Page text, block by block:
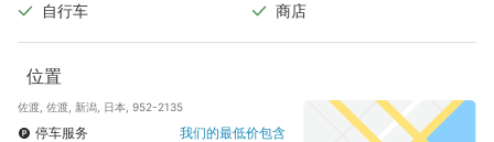
自行车
商店
位置
佐渡, 佐渡, 新潟, 日本, 952-2135
停车服务
我们的最低价包含